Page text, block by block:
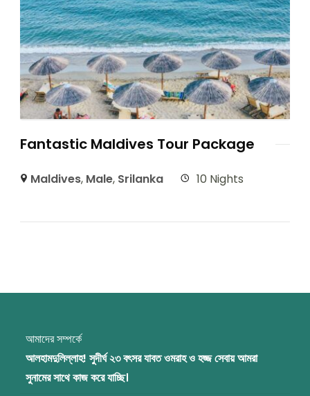
Fantastic Maldives Tour Package
Maldives, Male, Srilanka 10 Nights
আমাদের সম্পর্কে
আলহামদুলিল্লাহ! সুদীর্ঘ ২৩ বৎসর যাবত ওমরাহ ও হজ্জ সেবায় আমরা
সুনামের সাথে কাজ করে যাচ্ছি।